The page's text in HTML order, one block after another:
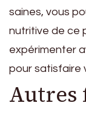
saines, vous
nutritive de ce
expérimenter
pour satisfaire
Autres